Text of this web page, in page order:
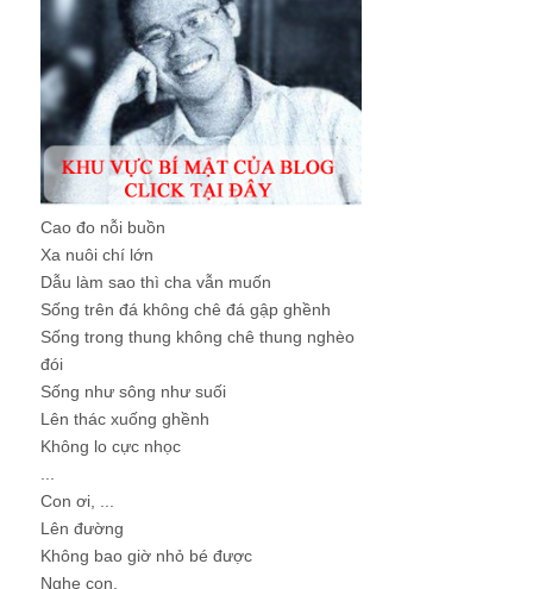
Cao đo nỗi buồn
Xa nuôi chí lớn
Dẫu làm sao thì cha vẫn muốn
Sống trên đá không chê đá gập ghềnh
Sống trong thung không chê thung nghèo
đói
Sống như sông như suối
Lên thác xuống ghềnh
Không lo cực nhọc
Con ơi, ...
Lên đường
Không bao giờ nhỏ bé được
Nghe con.